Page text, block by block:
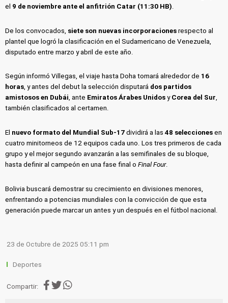
el 9 de noviembre ante el anfitrión Catar (11:30 HB)
De los convocados, siete son nuevas incorporaciones respecto al
plantel que logró la clasificación en el Sudamericano de Venezuela,
disputado entre marzo y abril de este año.
Según informó Villegas, el viaje hasta Doha tomará alrededor de 16
horas, y antes del debut la selección disputará dos partidos
amistosos en Dubái, ante Emiratos Árabes Unidos y Corea del Sur,
también clasificados al certamen.
El nuevo formato del Mundial Sub-17 dividirá a las48 selecciones en
cuatro minitorneos de 12 equipos cada uno. Los tres primeros de cada
grupo y el mejor segundo avanzarán a las semifinales de su bloque,
hasta definir al campeón en una fase final oFinal Four.
Bolivia buscará demostrar su crecimiento en divisiones menores,
enfrentando a potencias mundiales con la convicción de que esta
generación puede marcar un antes y un después en el fútbol nacional.
23 de Octubre de 2025 05:11 pm
Deportes
Compartir: